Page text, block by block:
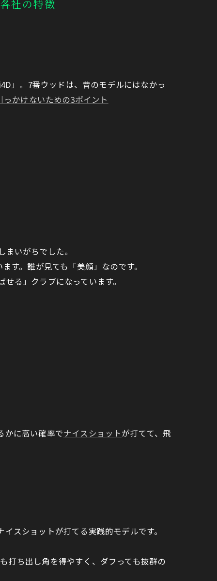
社の特徴
」。7番ウッドは、昔のモデルにはなかっ
かけないための3ポイント
まいがちでした。
す。誰が見ても「美顔」なのです。
る」クラブになっています。
かに高い確率でナイスショットが打てて、飛
スショットが打てる実践的モデルです。
打ち出し角を得やすく、ダフっても抜群の